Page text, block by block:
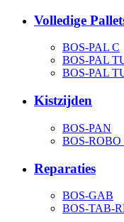
Volledige
BOS-PAL C
BOS-PAL
BOS-PAL
Kistzijden
BOS-PAN
BOS-ROBO
Reparaties
BOS-GAB
BOS-TAB-